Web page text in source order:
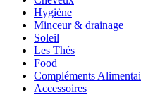
Hygiène
Minceur & drainage
Soleil
Les Thés
Food
Compléments
Accessoires